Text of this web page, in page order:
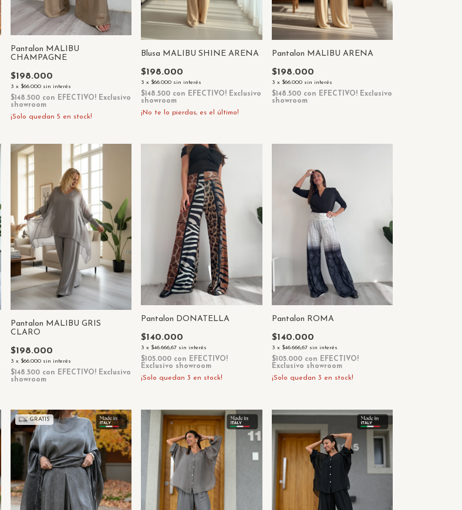
Pantalon MALIBU
CHAMPAGNE
$198.000
3 x $66.000 sin interés
$148.500 con EFECTIVO! Exclusivo
showroom
¡Solo quedan 5 en stock!
Blusa MALIBU SHINE ARENA
$198.000
3 x $66.000 sin interés
$148.500 con EFECTIVO! Exclusivo
showroom
¡No te lo pierdas, es el último!
Pantalon MALIBU ARENA
$198.000
3 x $66.000 sin interés
$148.500 con EFECTIVO! Exclusivo
showroom
Pantalon MALIBU GRIS
CLARO
$198.000
3 x $66.000 sin interés
$148.500 con EFECTIVO! Exclusivo
showroom
Pantalon DONATELLA
$140.000
3 x $46.666,67 sin interés
$105.000 con EFECTIVO!
Exclusivo showroom
¡Solo quedan3 en stock!
Pantalon ROMA
$140.000
3 x $46.666,67 sin interés
$105.000 con EFECTIVO!
Exclusivo showroom
¡Solo quedan 3 en stock!
GRATIS